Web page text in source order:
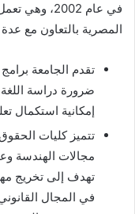
في عام
المصرية بالتعاون مع
تقدم الجامعة برامج
إمكانية استكمال
مجالات الهندسة
تهدف إلى تخريج
في المجال